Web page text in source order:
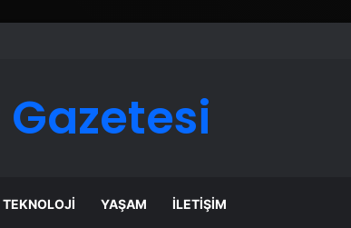
TEKNOLOJI YAŞAM İLETIŞIM